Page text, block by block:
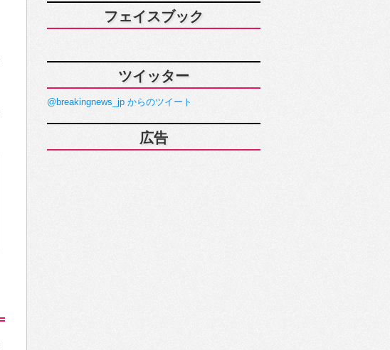
フェイスブック
ツイッター
@breakingnews_jp からのツイート
広告